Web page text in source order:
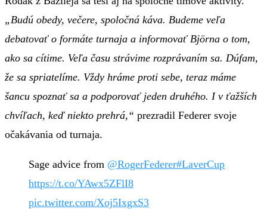
„Budú obedy, večere, spoločná káva. Budeme veľa
debatovať o formáte turnaja a informovať Björna o tom,
ako sa cítime. Veľa času strávime rozprávaním sa. Dúfam,
že sa spriatelíme. Vždy hráme proti sebe, teraz máme
šancu spoznať sa a podporovať jeden druhého. I v ťažších
chvíľach, keď niekto prehrá,“ prezradil Federer svoje
očakávania od turnaja.
Sage advice from @RogerFederer#LaverCup
https://t.co/YAwx5ZFlI8
pic.twitter.com/Xoj5IxgxS3